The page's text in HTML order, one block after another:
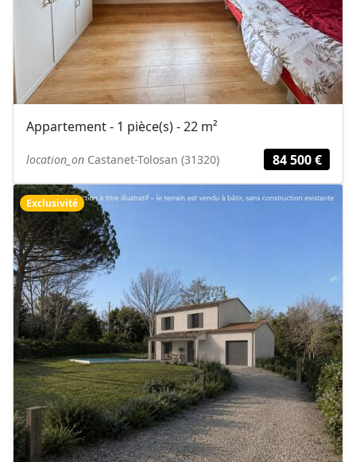
Appartement - 1 pièce(s) - 22 m²
location_on Castanet-Tolosan (31320) 84 500 €
Exclusivité